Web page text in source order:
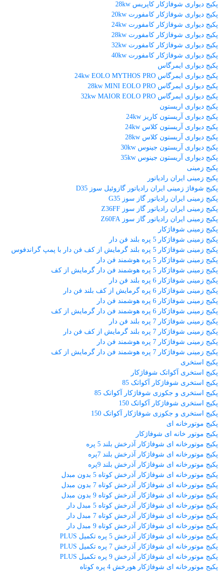
پکیج دیواری شوفاژکار کاپریس 28kw
پکیج دیواری شوفاژکار کامفورت 20kw
پکیج دیواری شوفاژکار کامفورت 24kw
پکیج دیواری شوفاژکار کامفورت 28kw
پکیج دیواری شوفاژکار کامفورت 32kw
پکیج دیواری شوفاژکار کامفورت 40kw
پکیج دیواری ایمرگاس
پکیج دیواری ایمرگاس 24kw EOLO MYTHOS PRO
پکیج دیواری ایمرگاس 28kw MINI EOLO PRO
پکیج دیواری ایمرگاس 32kw MAIOR EOLO PRO
پکیج دیواری اریستون
پکیج دیواری آریستون کاریز 24kw
پکیج دیواری آریستون کلاس 24kw
پکیج دیواری آریستون کلاس 28kw
پکیج دیواری آریستون جینوس 30kw
پکیج دیواری آریستون جینوس 35kw
پکیج زمینی
پکیج زمینی ایران رادیاتور
پکیج شوفاژ زمینی ایران رادیاتور گازوئیل سوز D35
پکیج زمینی ایران رادیاتور گاز سوز G35
پکیج زمینی ایران رادیاتور گاز سوز Z36FF
پکیج زمینی ایران رادیاتور گاز سوز Z60FA
پکیج زمینی شوفاژکار
پکیج زمینی شوفاژکار 5 پره بلند فن دار
پکیج زمینی شوفاژکار 5 پره بلند گرمایش از کف فن دار با پمپ گراندفوس
پکیج زمینی شوفاژکار 5 پره هوشمند فن دار
پکیج زمینی شوفاژکار 5 پره هوشمند فن دار گرمایش از کف
پکیج زمینی شوفاژکار 6 پره بلند فن دار
پکیج زمینی شوفاژکار 6 پره گرمایش از کف بلند فن دار
پکیج زمینی شوفاژکار 6 پره هوشمند فن دار
پکیج زمینی شوفاژکار 6 پره هوشمند فن دار گرمایش از کف
پکیج زمینی شوفاژکار 7 پره بلند فن دار
پکیج زمینی شوفاژکار 7 پره بلند گرمایش از کف فن دار
پکیج زمینی شوفاژکار 7 پره هوشمند فن دار
پکیج زمینی شوفاژکار 7 پره هوشمند فن دار گرمایش از کف
پکیج استخری
پکیج استخری آکواتک شوفاژکار
پکیج استخری شوفاژکار آکواتک 85
پکیج استخری و جکوزی شوفاژکار آکواتک 85
پکیج استخری شوفاژکار آکواتک 150
پکیج استخری و جکوزی شوفاژکار آکواتک 150
پکیج موتورخانه ای
پکیج موتور خانه ای شوفاژکار
پکیج موتورخانه ای شوفاژکار آذرخش بلند 5 پره
پکیج موتورخانه ای شوفاژکار آذرخش بلند 7پره
پکیج موتورخانه ای شوفاژکار آذرخش بلند 9پره
پکیج موتورخانه ای شوفاژکار آذرخش کوتاه 5 بدون مبدل
پکیج موتورخانه ای شوفاژکار آذرخش کوتاه 7 بدون مبدل
پکیج موتورخانه ای شوفاژکار آذرخش کوتاه 9 بدون مبدل
پکیج موتورخانه ای شوفاژکار آذرخش کوتاه 5 مبدل دار
پکیج موتورخانه ای شوفاژکار آذرخش کوتاه 7 مبدل دار
پکیج موتورخانه ای شوفاژکار آذرخش کوتاه 9 مبدل دار
پکیج موتورخانه ای شوفاژکار آذرخش 5 پره تکمیل PLUS
پکیج موتورخانه ای شوفاژکار آذرخش 7 پره تکمیل PLUS
پکیج موتورخانه ای شوفاژکار آذرخش 9 پره تکمیل PLUS
پکیج موتورخانه ای شوفاژکار هورخش 4 پره کوتاه